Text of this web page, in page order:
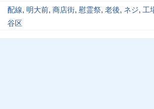
配線, 明大前, 商店街, 慰霊祭, 老後, ネジ, 工
谷区